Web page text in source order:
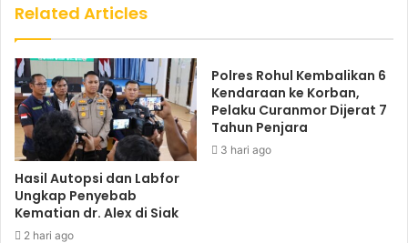
Related Articles
Hasil Autopsi dan Labfor
Ungkap Penyebab
Kematian dr. Alex di Siak
2 hari ago
Polres Rohul Kembalikan 6
Kendaraan ke Korban,
Pelaku Curanmor Dijerat 7
Tahun Penjara
3 hari ago